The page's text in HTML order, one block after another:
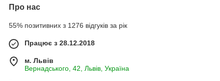
Про нас
55% позитивних з 1276 відгуків за рік
Працює з 28.12.2018
м. Львів
Вернадського, 42, Львів, Україна